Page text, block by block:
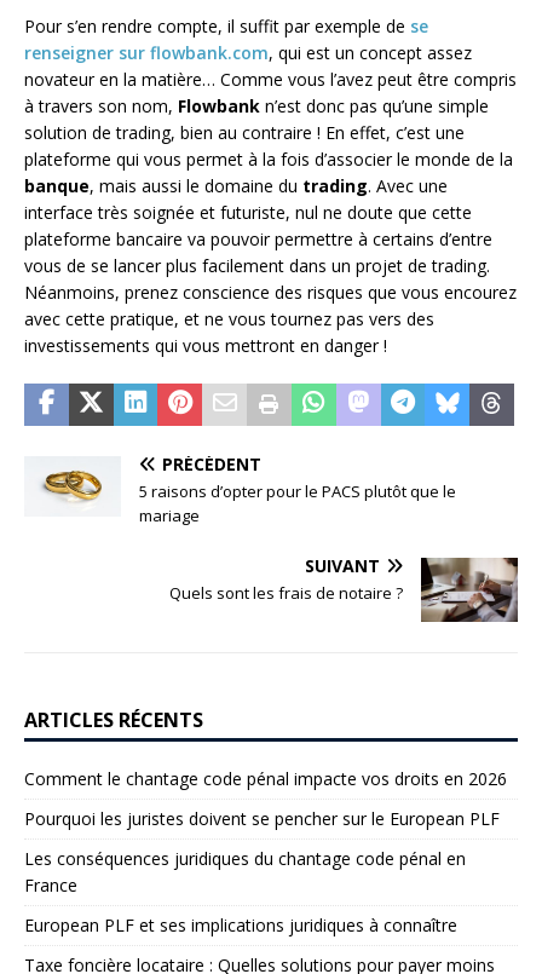
Pour s’en rendre compte, il suffit par exemple de se
renseigner sur flowbank.com, qui est un concept assez
novateur en la matière… Comme vous l’avez peut être compris
à travers son nom, Flowbank n’est donc pas qu’une simple
solution de trading, bien au contraire ! En effet, c’est une
plateforme qui vous permet à la fois d’associer le monde de la
banque, mais aussi le domaine du trading. Avec une
interface très soignée et futuriste, nul ne doute que cette
plateforme bancaire va pouvoir permettre à certains d’entre
vous de se lancer plus facilement dans un projet de trading.
Néanmoins, prenez conscience des risques que vous encourez
avec cette pratique, et ne vous tournez pas vers des
investissements qui vous mettront en danger !
PRÉCÉDENT
5 raisons d’opter pour le PACS plutôt que le
mariage
SUIVANT
Quels sont les frais de notaire ?
ARTICLES RÉCENTS
Comment le chantage code pénal impacte vos droits en 2026
Pourquoi les juristes doivent se pencher sur le European PLF
Les conséquences juridiques du chantage code pénal en
France
European PLF et ses implications juridiques à connaître
Taxe foncière locataire : Quelles solutions pour payer moins